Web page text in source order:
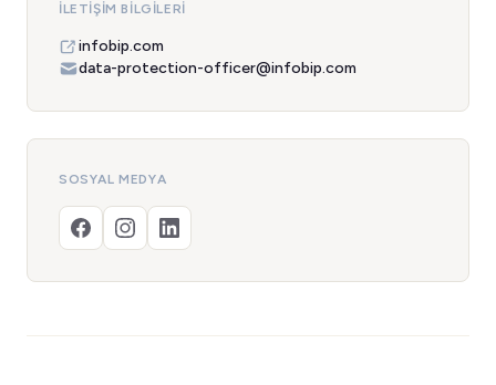
İLETIŞIM BILGILERI
infobip.com
data-protection-officer@infobip.com
SOSYAL MEDYA